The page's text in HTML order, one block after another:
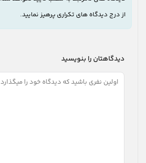
از درج دیدگاه های تکراری پرهیز نمایید.
دیدگاهتان را بنویسید